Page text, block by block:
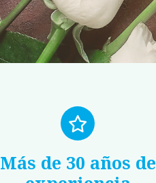
Más de 30 años de